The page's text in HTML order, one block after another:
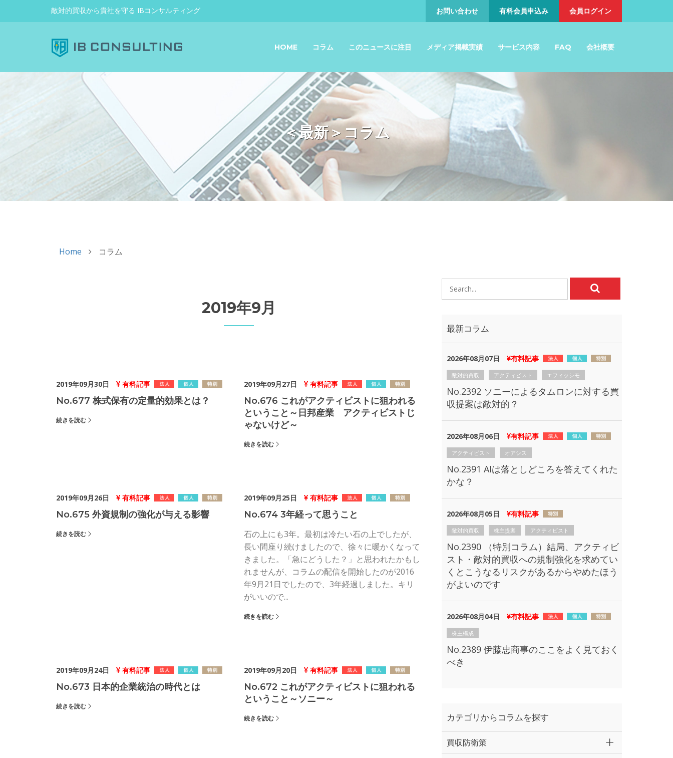
敵対的買収から貴社を守る IBコンサルティング 会員ログイン
有料会員申込み
お問い合わせ
HOME コラム このニュースに注目 メディア掲載実績 サービス内容 FAQ 会社概要
＜最新＞コラム
Home コラム
2019年9月
2019年09月30日 有料記事
No.677 株式保有の定量的効果とは？
続きを読む
2019年09月27日 有料記事
No.676 これがアクティビストに狙われる
ということ～日邦産業 アクティビストじ
ゃないけど～
続きを読む
2019年09月26日 有料記事
No.675 外資規制の強化が与える影響
続きを読む
2019年09月25日 有料記事
No.674 3年経って思うこと
石の上にも3年。最初は冷たい石の上でしたが、
長い間座り続けましたので、徐々に暖かくなって
きました。「急にどうした？」と思われたかもし
れませんが、コラムの配信を開始したのが2016
年9月21日でしたので、3年経過しました。キリ
がいいので...
続きを読む
2019年09月24日 有料記事
No.673 日本的企業統治の時代とは
続きを読む
2019年09月20日 有料記事
No.672 これがアクティビストに狙われる
ということ～ソニー～
続きを読む
最新コラム
2026年08月07日 有料記事
敵対的買収 アクティビスト エフィッシモ
No.2392 ソニーによるタムロンに対する買
収提案は敵対的？
2026年08月06日 有料記事
アクティビスト オアシス
No.2391 AIは落としどころを答えてくれた
かな？
2026年08月05日 有料記事
敵対的買収 株主提案 アクティビスト
No.2390 （特別コラム）結局、アクティビ
スト・敵対的買収への規制強化を求めてい
くとこうなるリスクがあるからやめたほう
がよいのです
2026年08月04日 有料記事
株主構成
No.2389 伊藤忠商事のここをよく見ておく
べき
カテゴリからコラムを探す
買収防衛策